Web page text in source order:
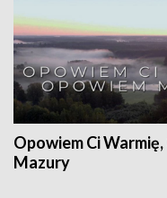
Opowiem Ci
Mazury